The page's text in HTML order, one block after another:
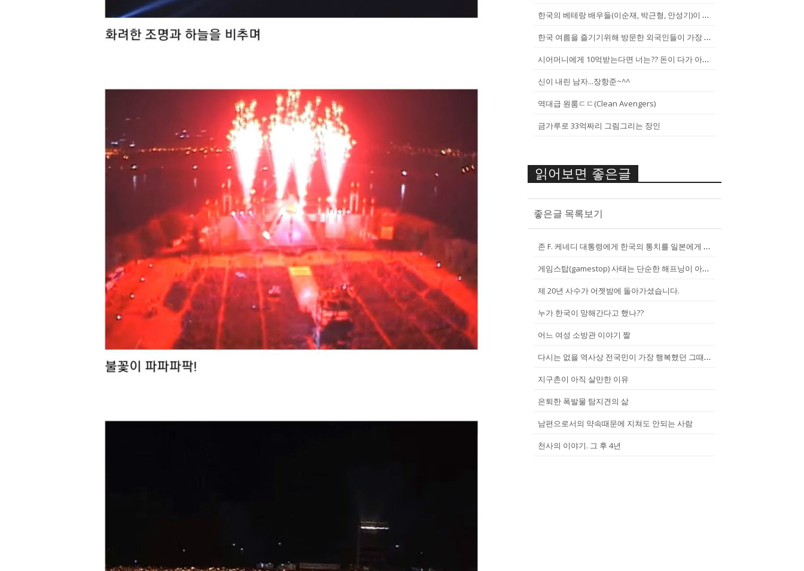
한국의 베테랑 배우들(이순재, 박근형, 안성기)이 말하는 젊은 배우들
한국 여름을 즐기기위해 방문한 외국인들이 가장 신기하게 느끼는 것(암내가...
시어머니에게 10억받는다면 너는?? 돈이 다가 아냐~날 성장 시켜줄 남자...
신이 내린 남자...장항준~^^
역대급 원룸ㄷㄷ(Clean Avengers)
금가루로 33억짜리 그림그리는 장인
읽어보면 좋은글
좋은글 목록보기
존 F. 케네디 대통령에게 한국의 통치를 일본에게 넘기는걸 반대한 펄벅 ...
게임스탑(gamestop) 사태는 단순한 해프닝이 아니다.
제 20년 사수가 어젯밤에 돌아가셨습니다.
누가 한국이 망해간다고 했나??
어느 여성 소방관 이야기 짤
다시는 없을 역사상 전국민이 가장 행복했던 그때.(2002년...한일월드...
지구촌이 아직 살만한 이유
은퇴한 폭발물 탐지견의 삶
남편으로서의 약속때문에 지쳐도 안되는 사람
천사의 이야기. 그 후 4년